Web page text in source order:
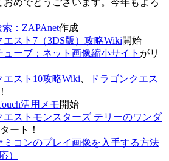
：ZAPAnet作成
エスト7（3DS版）攻略Wiki開始
ューブ：ネット画像縮小サイト がリ
エスト10攻略Wiki
ドラゴンクエス
活用メモ開始
エストモンスターズ テリーのワンダ
ート！
ミコンのプレイ画像を入手する方法
）